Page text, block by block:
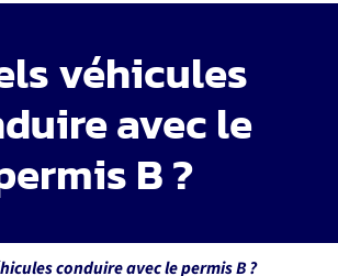
véhicules
avec le
B ?
conduire avec le permis B ?